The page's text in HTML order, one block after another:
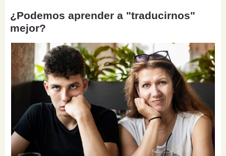
¿Podemos aprender a "traducirnos"
mejor?